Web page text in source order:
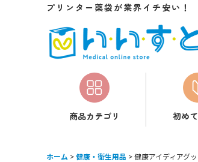
プリンター薬袋が業界イチ安い！
商品カテゴリ 初め
ホーム >健康・衛生用品 >健康アイディアグ